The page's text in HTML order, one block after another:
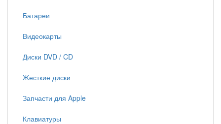
Батареи
Видеокарты
Диски DVD / CD
Жесткие диски
Запчасти для Apple
Клавиатуры